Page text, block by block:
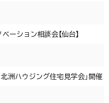
ーション相談会【仙台】
北洲ハウジング住宅見学会」開催